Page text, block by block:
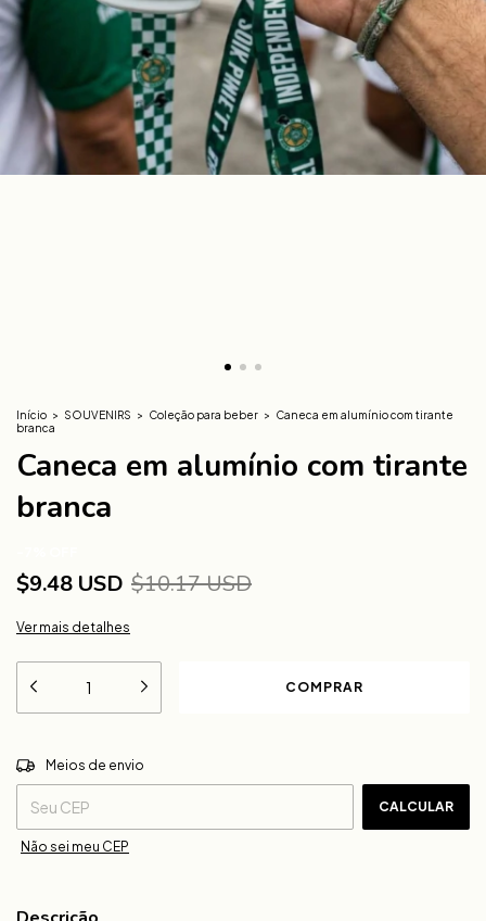
Início > SOUVENIRS > Coleção para beber > Caneca em alumínio com tirante
branca
Caneca em alumínio com tirante
branca
$9.48 USD $10.17 USD
Ver mais detalhes
Entregas para o CEP:
Meios de envio
CALCULAR
Não sei meu CEP